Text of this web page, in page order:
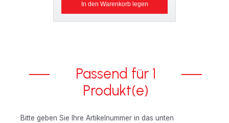
In den Warenkorb legen
Passend für 1
Produkt(e)
Bitte geben Sie Ihre Artikelnummer in das unten